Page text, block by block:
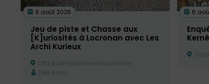
6 août 2026
Jeu de piste et Chasse aux
[K]uriosités à Locronan avec Les
Archi Kurieux
Office de tourisme de Locronan
Dès 4 ans
6